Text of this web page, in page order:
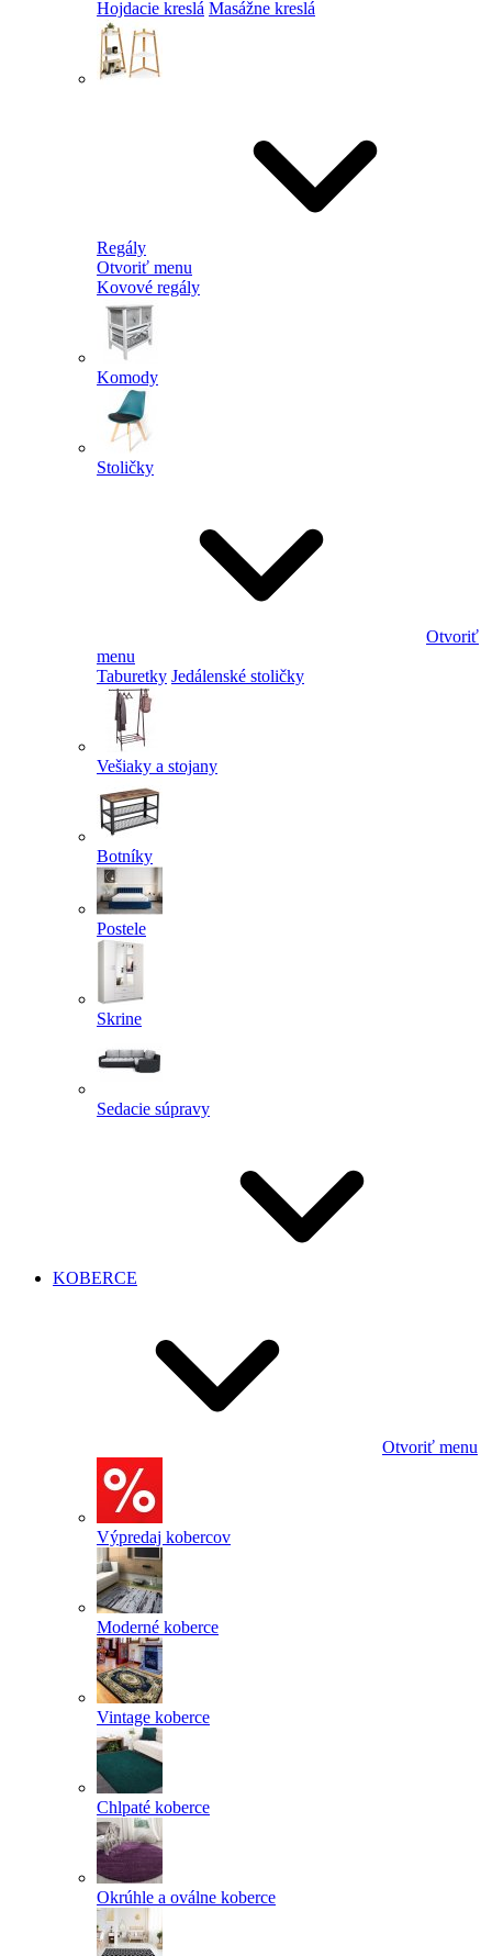
Hojdacie kreslá Masážne kreslá
Regály
Otvoriť menu
Kovové regály
Komody
Stoličky
Otvoriť
menu
Taburetky Jedálenské stoličky
Vešiaky a stojany
Botníky
Postele
Skrine
Sedacie súpravy
KOBERCE
Otvoriť menu
Výpredaj kobercov
Moderné koberce
Vintage koberce
Chlpaté koberce
Okrúhle a oválne koberce